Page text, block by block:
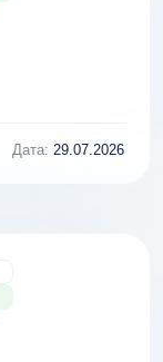
Дата: 29.07.2026